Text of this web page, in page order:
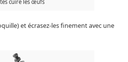
cuire les œufs
et écrasez-les finement avec une